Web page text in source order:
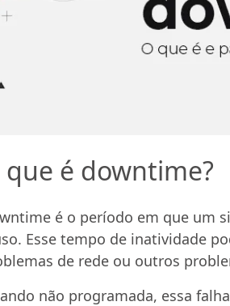
que é downtime?
é o período em que um
Esse tempo de inatividade
de rede ou outros
não programada, essa